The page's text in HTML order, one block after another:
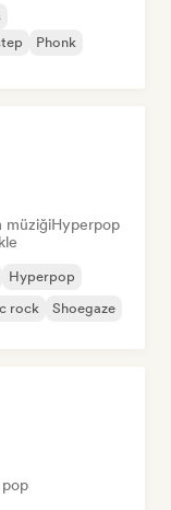
Phonk
müziğiHyperpop
Hyperpop
rock Shoegaze
pop